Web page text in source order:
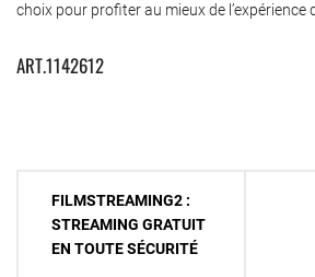
choix pour profiter au mieux de l’expérience
ART.1142612
Navigation
l’article
FILMSTREAMING2 :
STREAMING GRATUIT
EN TOUTE SÉCURITÉ